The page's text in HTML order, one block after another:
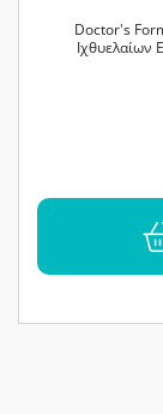
Doctor's
Ιχθυελαίων